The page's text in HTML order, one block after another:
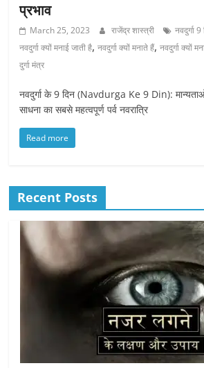
प्रभाव
March 25, 2023 राजेंद्र शास्त्री नवदुर्गा 9
नवदुर्गा क्यों मनाई जाती है,नवदुर्गा क्यों मनाते हैं,नवदुर्गा क्यों
दुर्गा मंत्र
नवदुर्गा के 9 दिन (Navdurga Ke 9 Din):
साधना का सबसे महत्वपूर्ण पर्व नवरात्रि
Read more
Recent Posts